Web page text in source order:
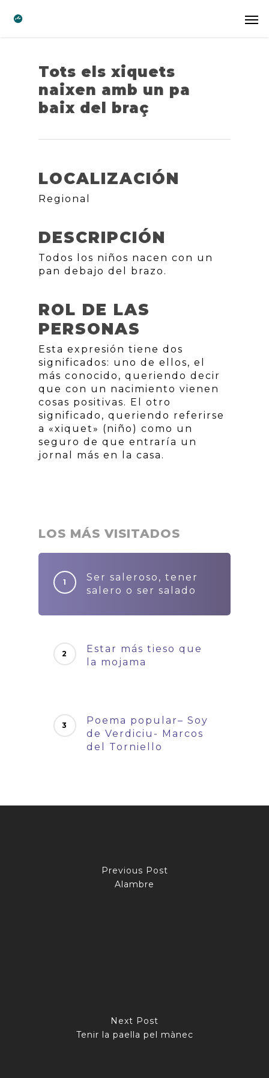
Tots els xiquets
naixen amb un pa
baix del braç
LOCALIZACIÓN
Regional
DESCRIPCIÓN
Todos los niños nacen con un
pan debajo del brazo.
ROL DE LAS
PERSONAS
Esta expresión tiene dos
significados: uno de ellos, el
más conocido, queriendo decir
que con un nacimiento vienen
cosas positivas. El otro
significado, queriendo referirse
a «xiquet» (niño) como un
seguro de que entraría un
jornal más en la casa.
LOS MÁS VISITADOS
Ser saleroso, tener
salero o ser salado
Estar más tieso que
la mojama
Poema popular– Soy
de Verdiciu- Marcos
del Torniello
Previous Post
Alambre
Next Post
Tenir la paella pel mànec